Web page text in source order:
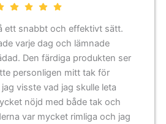
ett snabbt och effektivt sätt.
varje dag och lämnade
Den färdiga produkten ser
personligen mitt tak för
visste vad jag skulle leta
nöjd med både tak och
var mycket rimliga och jag